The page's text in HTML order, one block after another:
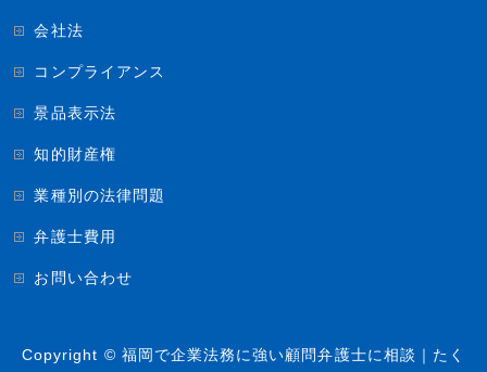
会社法
コンプライアンス
景品表示法
知的財産権
業種別の法律問題
弁護士費用
お問い合わせ
Copyright © 福岡で企業法務に強い顧問弁護士に相談｜たく